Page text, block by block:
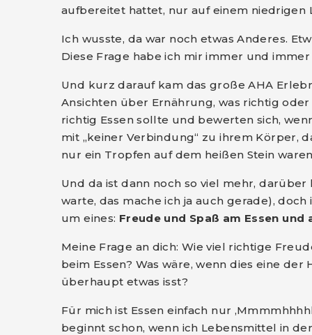
aufbereitet hattet, nur auf einem niedrigen
Ich wusste, da war noch etwas Anderes.
Diese Frage habe ich mir immer und
Und kurz darauf kam das große AHA
Ansichten über Ernährung, was richtig
richtig Essen sollte und bewerten sich,
mit „keiner Verbindung“ zu ihrem Körper,
nur ein Tropfen auf dem heißen Stein
Und da ist dann noch so viel mehr,
warte, das mache ich ja auch gerade),
um eines: Freude und Spaß am Essen
Meine Frage an dich: Wie viel richtige
beim Essen? Was wäre, wenn dies eine
überhaupt etwas isst?
Für mich ist Essen einfach nur
beginnt schon, wenn ich Lebensmittel in